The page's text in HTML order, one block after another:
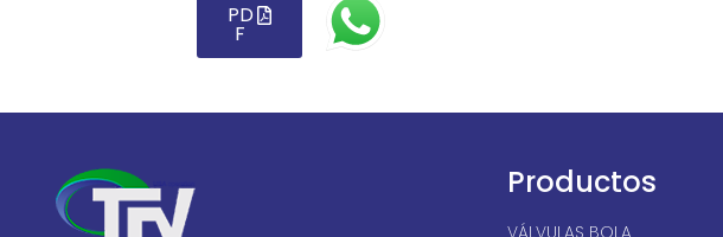
PD
F
Productos
VÁLVULAS BOLA